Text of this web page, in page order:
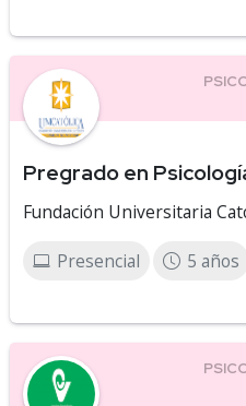
Pregrado en
Fundación Universitaria
Presencial 5 años